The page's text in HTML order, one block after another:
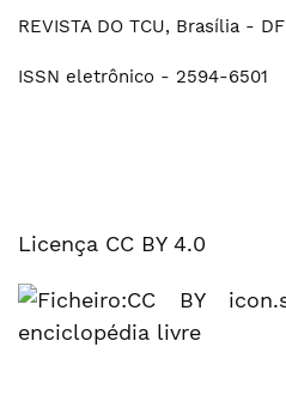
REVISTA DO TCU, Brasília - DF
ISSN eletrônico - 2594-6501
Licença CC BY 4.0